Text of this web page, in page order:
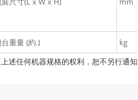
重量 (約.) kg
述任何机器规格的权利，恕不另行通知